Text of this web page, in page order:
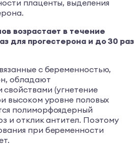
плаценты, выделения
возрастает в течение
для прогестерона и до 30 раз
с беременностью,
обладают
(угнетение
высоком уровне половых
полиморфоядерный
и отклик антител. Поэтому
при беременности